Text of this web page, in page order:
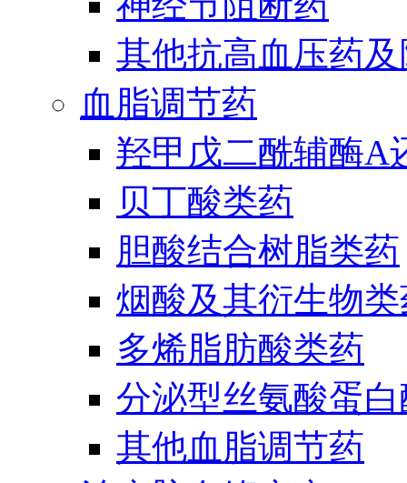
其他抗高血压药
血脂调节药
羟甲戊二酰辅酶A
贝丁酸类药
胆酸结合树脂类药
烟酸及其衍生物
多烯脂肪酸类药
分泌型丝氨酸蛋
其他血脂调节药